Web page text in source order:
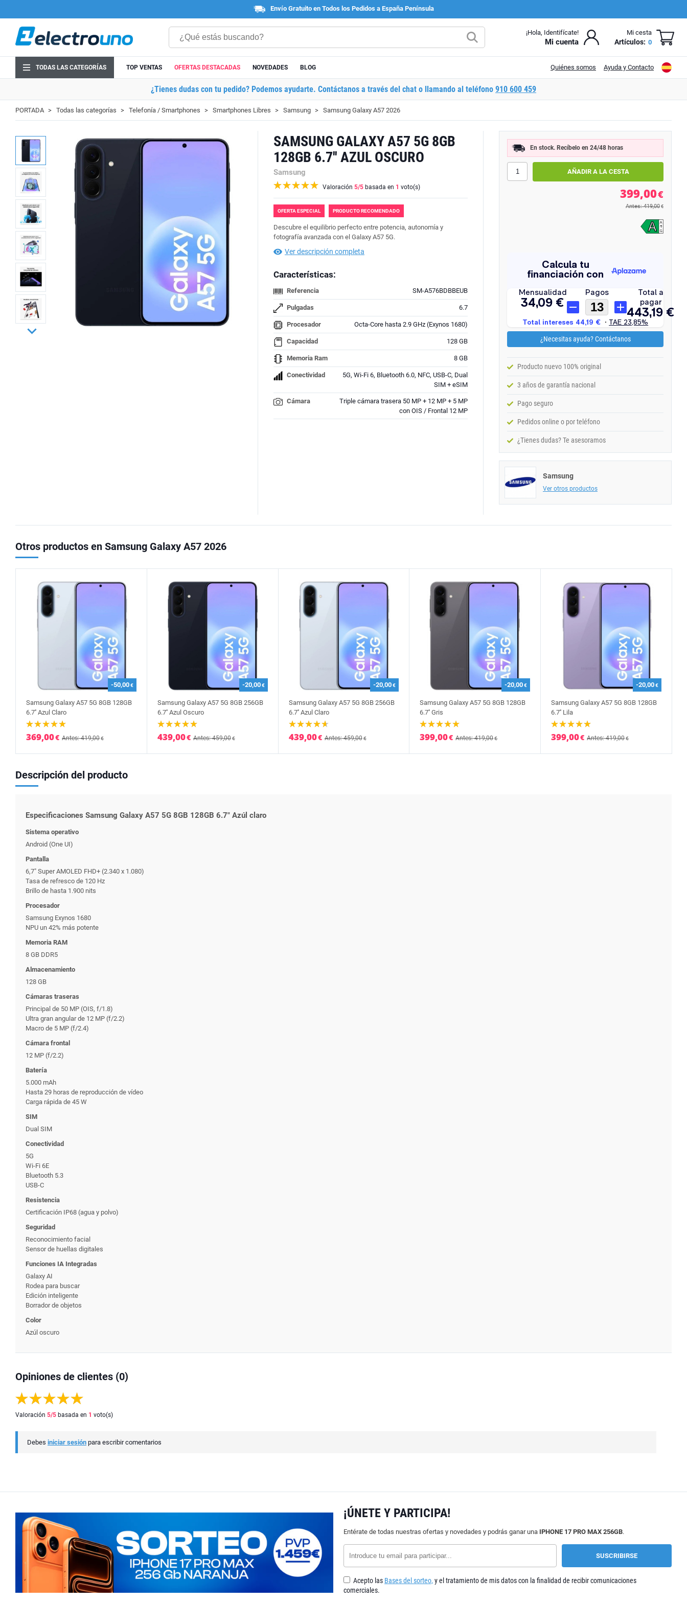
Envío Gratuito en Todos los Pedidos a España Península
¡Hola, Identifícate!
Mi cuenta
Mi cesta
Artículos: 0
TODAS LAS CATEGORÍAS TOP VENTAS OFERTAS DESTACADAS NOVEDADES BLOG Quiénes somos Ayuda y Contacto
¿Tienes dudas con tu pedido? Podemos ayudarte. Contáctanos a través del chat o llamando al teléfono 910 600 459
PORTADA Todas las categorías Telefonía / Smartphones Smartphones Libres Samsung Samsung Galaxy A57 2026
SAMSUNG GALAXY A57 5G 8GB
128GB 6.7'' AZUL OSCURO
Samsung
Valoración 5/5 basada en 1 voto(s)
OFERTA ESPECIAL PRODUCTO RECOMENDADO
Descubre el equilibrio perfecto entre potencia, autonomía y
fotografía avanzada con el Galaxy A57 5G.
Ver descripción completa
Características:
Referencia SM-A576BDBBEUB
Pulgadas 6.7
Procesador Octa-Core hasta 2.9 GHz (Exynos 1680)
Capacidad 128 GB
Memoria Ram 8 GB
Conectividad
5G, Wi-Fi 6, Bluetooth 6.0, NFC, USB-C, Dual
SIM + eSIM
Cámara
Triple cámara trasera 50 MP + 12 MP + 5 MP
con OIS / Frontal 12 MP
En stock. Recíbelo en 24/48 horas
399,00€
Antes: 419,00 €
¿Necesitas ayuda? Contáctanos
Producto nuevo 100% original
3 años de garantía nacional
Pago seguro
Pedidos online o por teléfono
¿Tienes dudas? Te asesoramos
Samsung
Ver otros productos
Otros productos en Samsung Galaxy A57 2026
-50,00€
Samsung Galaxy A57 5G 8GB 128GB
6.7'' Azul Claro
369,00€ Antes: 419,00€
-20,00€
Samsung Galaxy A57 5G 8GB 256GB
6.7'' Azul Oscuro
439,00€ Antes: 459,00€
-20,00€
Samsung Galaxy A57 5G 8GB 256GB
6.7'' Azul Claro
439,00€ Antes: 459,00€
-20,00€
Samsung Galaxy A57 5G 8GB 128GB
6.7'' Gris
399,00€ Antes: 419,00€
-20,00€
Samsung Galaxy A57 5G 8GB 128GB
6.7'' Lila
399,00€ Antes: 419,00€
Descripción del producto
Especificaciones Samsung Galaxy A57 5G 8GB 128GB 6.7" Azúl claro
Sistema operativo
Android (One UI)
Pantalla
6,7" Super AMOLED FHD+ (2.340 x 1.080)
Tasa de refresco de 120 Hz
Brillo de hasta 1.900 nits
Procesador
Samsung Exynos 1680
NPU un 42% más potente
Memoria RAM
8 GB DDR5
Almacenamiento
128 GB
Cámaras traseras
Principal de 50 MP (OIS, f/1.8)
Ultra gran angular de 12 MP (f/2.2)
Macro de 5 MP (f/2.4)
Cámara frontal
12 MP (f/2.2)
Batería
5.000 mAh
Hasta 29 horas de reproducción de vídeo
Carga rápida de 45 W
SIM
Dual SIM
Conectividad
5G
Wi-Fi 6E
Bluetooth 5.3
USB-C
Resistencia
Certificación IP68 (agua y polvo)
Seguridad
Reconocimiento facial
Sensor de huellas digitales
Funciones IA Integradas
Galaxy AI
Rodea para buscar
Edición inteligente
Borrador de objetos
Color
Azúl oscuro
Opiniones de clientes (0)
Valoración 5/5 basada en 1 voto(s)
Debes iniciar sesión para escribir comentarios
¡ÚNETE Y PARTICIPA!
Entérate de todas nuestras ofertas y novedades y podrás ganar una IPHONE 17 PRO MAX 256GB.
Acepto las Bases del sorteo, y el tratamiento de mis datos con la finalidad de recibir comunicaciones
comerciales.